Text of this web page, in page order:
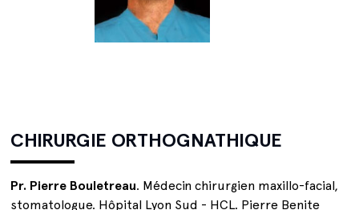
CHIRURGIE ORTHOGNATHIQUE
Pr. Pierre Bouletreau. Médecin chirurgien maxillo-facial,
stomatologue. Hôpital Lyon Sud - HCL. Pierre Benite